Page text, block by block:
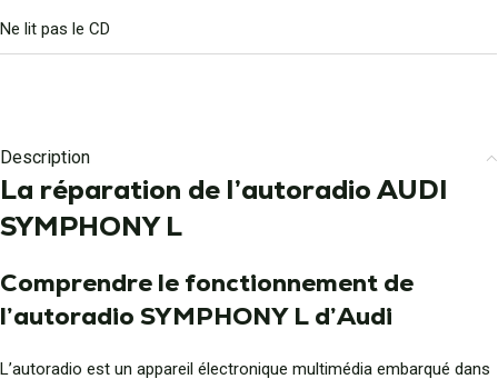
Ne lit pas le CD
Description
La réparation de l’autoradio AUDI
SYMPHONY L
Comprendre le fonctionnement de
l’autoradio SYMPHONY L d’Audi
L’autoradio est un appareil électronique multimédia embarqué dans